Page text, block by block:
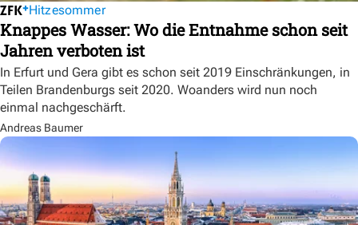
Hitzesommer
Knappes Wasser: Wo die Entnahme schon seit
Jahren verboten ist
In Erfurt und Gera gibt es schon seit 2019 Einschränkungen, in
Teilen Brandenburgs seit 2020. Woanders wird nun noch
einmal nachgeschärft.
Andreas Baumer